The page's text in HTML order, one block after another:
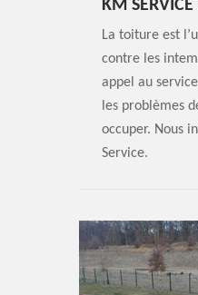
KM
La toiture est
contre les
appel au
les problèmes
occuper. Nous
Service.